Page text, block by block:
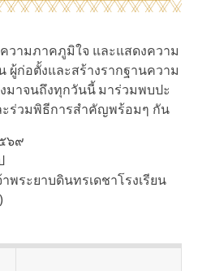
วามภาคภูมิใจ และแสดงความ
ก่อตั้งและสร้างรากฐานความ
มาจนถึงทุกวันนี้ มาร่วมพบปะ
ร่วมพิธีการสำคัญพร้อมๆ กัน
๖๙
พระยาบดินทรเดชาโรงเรียน